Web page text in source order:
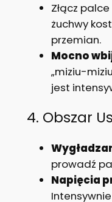
Złącz
żuchwy
przemian.
Mocno
„miziu-
jest
4. Obszar
prowadź
Napięcia